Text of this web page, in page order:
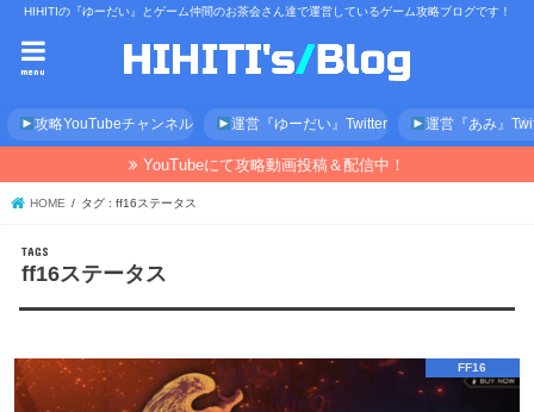
HIHITIの『ゆーだい』とゲーム仲間のお茶会さん達で運営しているゲーム攻略ブログです！
menu
攻略YouTubeチャンネル 運営『ゆーだい』Twitter 運営『あみ』
YouTubeにて攻略動画投稿＆配信中！
HOME タグ : ff16ステータス
ff16ステータス
FF16